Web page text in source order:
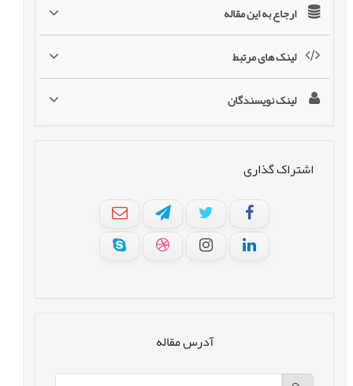
ارجاع به این مقاله
لینک های مرتبط
لینک نویسندگان
اشتراک گذاری
آدرس مقاله